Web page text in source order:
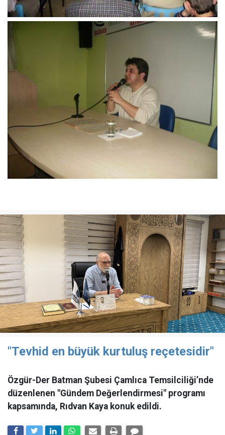
"Tevhid en büyük kurtuluş reçetesidir"
Özgür-Der Batman Şubesi Çamlıca Temsilciliği’nde
düzenlenen "Gündem Değerlendirmesi" programı
kapsamında, Rıdvan Kaya konuk edildi.